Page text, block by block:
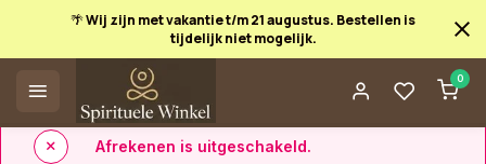
🌴 Wij zijn met vakantie t/m 21 augustus. Bestellen is
tijdelijk niet mogelijk.
0
✅ 14 dagen retourrecht ✅ Direct uit eigen voorraad leverbaar
Afrekenen is uitgeschakeld.